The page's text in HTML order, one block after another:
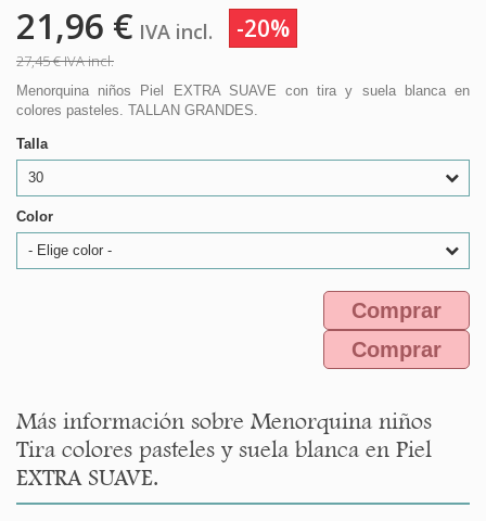
21,96 € IVA incl. -20%
27,45 €IVA incl.
Menorquina niños Piel EXTRA SUAVE con tira y suela blanca en
colores pasteles. TALLAN GRANDES.
Talla
30
Color
- Elige color -
Comprar
Comprar
Más información sobre Menorquina niños
Tira colores pasteles y suela blanca en Piel
EXTRA SUAVE.